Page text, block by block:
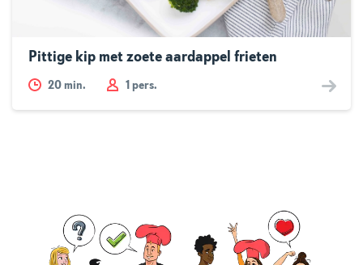
Pittige kip met zoete aardappel frieten
20 min. 1 pers.